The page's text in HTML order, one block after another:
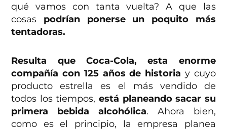
qué vamos con tanta vuelta? A que las
cosas podrían ponerse un poquito más
tentadoras.
Resulta que Coca-Cola, esta enorme
compañía con 125 años de historia y cuyo
producto estrella es el más vendido de
todos los tiempos, está planeando sacar su
primera bebida alcohólica. Ahora bien,
como es el principio, la empresa planea